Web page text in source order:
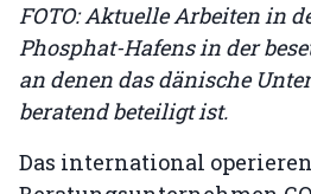
FOTO: Aktuelle Arbeiten in
Phosphat-Hafens in der
an denen das dänische
beratend beteiligt ist.
Das international